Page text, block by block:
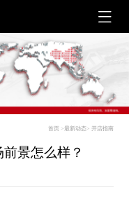
首页 >最新动态> 开店指南
景怎么样？